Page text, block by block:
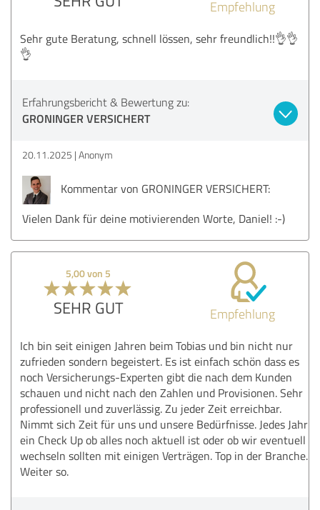
Empfehlung
Sehr gute Beratung, schnell lössen, sehr freundlich!!👌👌
👌
Erfahrungsbericht & Bewertung zu:
GRONINGER VERSICHERT
20.11.2025 Anonym
Kommentar von GRONINGER VERSICHERT:
Vielen Dank für deine motivierenden Worte, Daniel! :-)
5,00 von 5
SEHR GUT Empfehlung
Ich bin seit einigen Jahren beim Tobias und bin nicht nur
zufrieden sondern begeistert. Es ist einfach schön dass es
noch Versicherungs-Experten gibt die nach dem Kunden
schauen und nicht nach den Zahlen und Provisionen. Sehr
professionell und zuverlässig. Zu jeder Zeit erreichbar.
Nimmt sich Zeit für uns und unsere Bedürfnisse. Jedes Jahr
ein Check Up ob alles noch aktuell ist oder ob wir eventuell
wechseln sollten mit einigen Verträgen. Top in der Branche.
Weiter so.